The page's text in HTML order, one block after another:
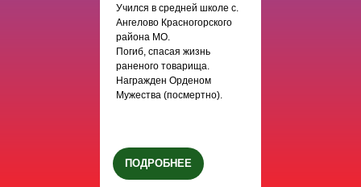
Учился в средней школе с.
Ангелово Красногорского
района МО.
Погиб, спасая жизнь
раненого товарища.
Награжден Орденом
Мужества (посмертно).
ПОДРОБНЕЕ